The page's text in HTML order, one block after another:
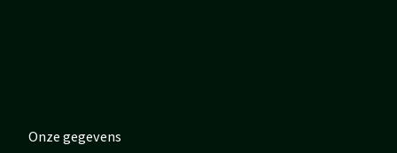
Onze gegevens